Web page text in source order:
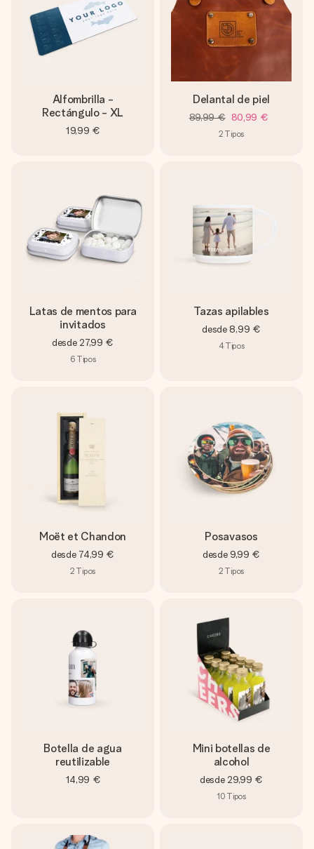
Alfombrilla -
Rectángulo - XL
19,99 €
Delantal de piel
89,99 € 80,99 €
2 Tipos
Latas de mentos para
invitados
desde 27,99 €
6 Tipos
Tazas apilables
desde 8,99 €
4Tipos
Moët et Chandon
desde 74,99 €
2 Tipos
Posavasos
desde 9,99 €
2 Tipos
Botella de agua
reutilizable
14,99 €
Mini botellas de
alcohol
desde 29,99 €
10 Tipos